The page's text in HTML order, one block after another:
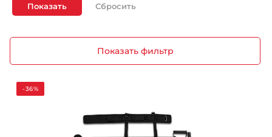
Показать
Показать фильтр
-36%